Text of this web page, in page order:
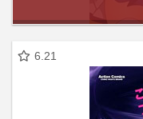
6.21